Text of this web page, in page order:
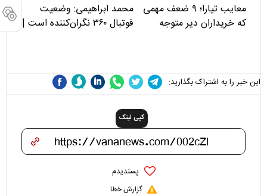
معایب تیارا؛ ۹ ضعف مهمی
که خریداران دیر متوجه
محمد ابراهیمی: وضعیت
فوتبال ۳۶۰ نگران‌کننده است |
این خبر را به اشتراک بگذارید:
کپی لینک
پسندیدم
گزارش خطا